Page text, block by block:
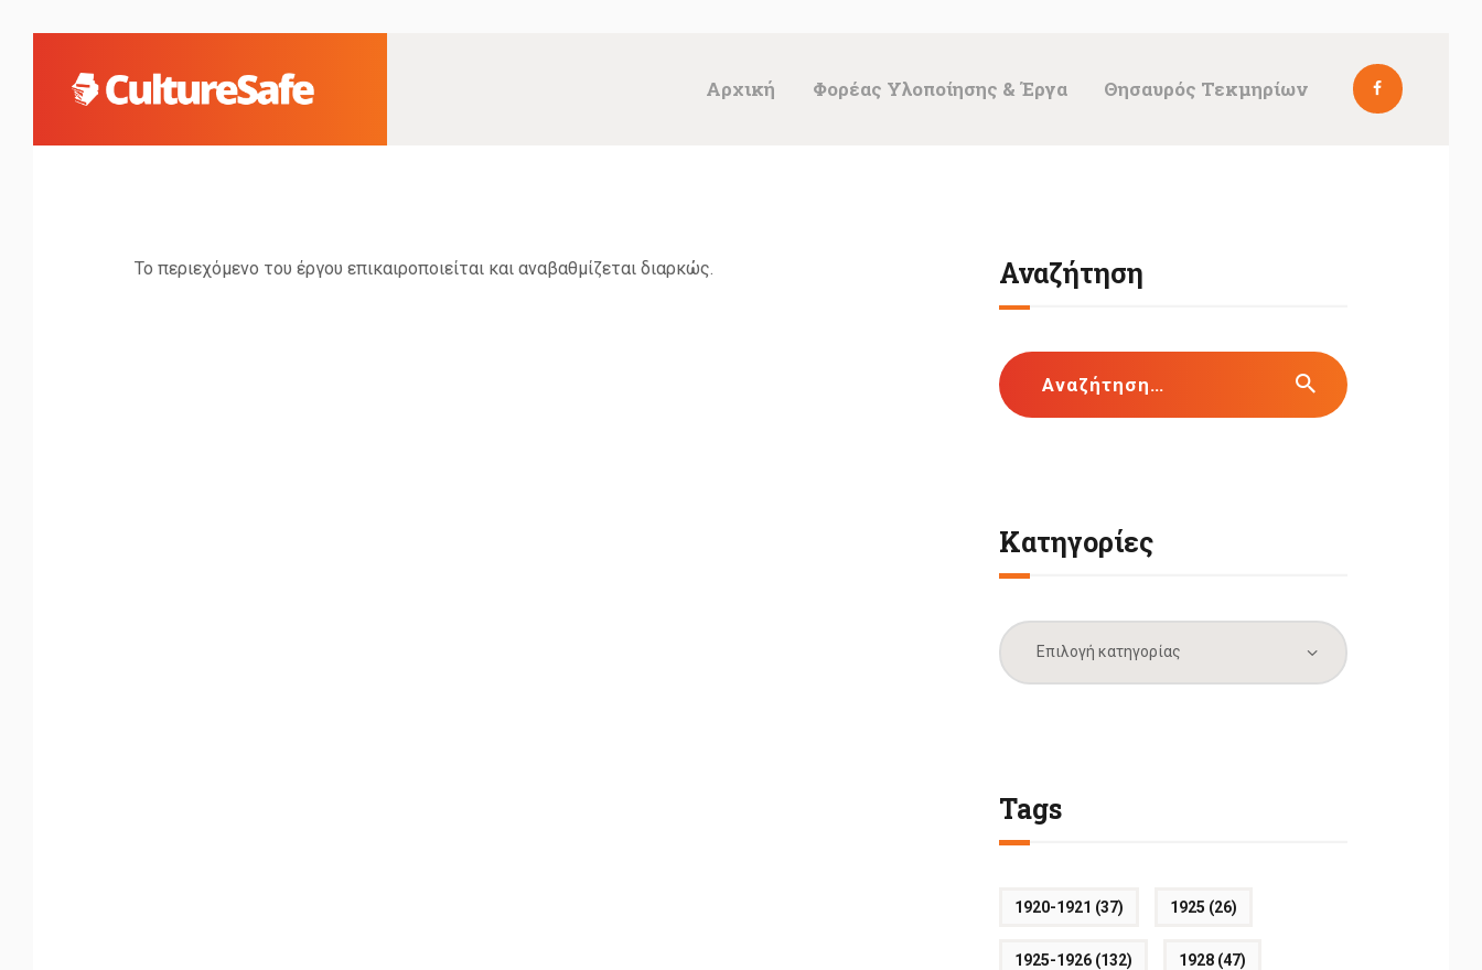
Αρχική Φορέας Υλοποίησης & Έργα Θησαυρός Τεκμηρίων
ΘΗΣΑΥΡΌΣ
Το περιεχόμενο του έργου επικαιροποιείται και αναβαθμίζεται διαρκώς. Αναζήτηση
Αναζήτηση
για:
Κατηγορίες
Κατηγορίες
Tags
1920-1921 (37) 1925 (26)
1925-1926 (132) 1928 (47)